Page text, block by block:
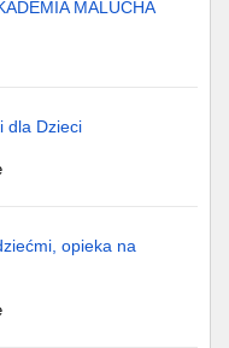
MALUCHA
dla Dzieci
opieka na